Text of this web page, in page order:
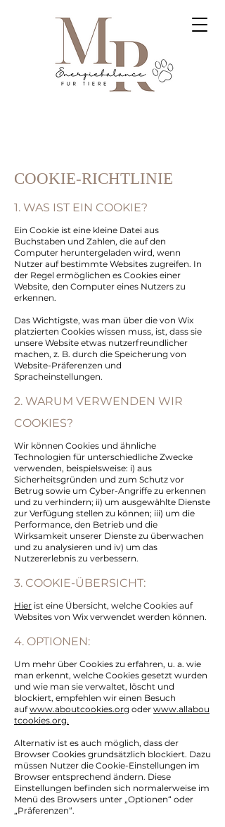
COOKIE-RICHTLINIE
1. WAS IST EIN COOKIE?
Ein Cookie ist eine kleine Datei aus
Buchstaben und Zahlen, die auf den
Computer heruntergeladen wird, wenn
Nutzer auf bestimmte Websites zugreifen. In
der Regel ermöglichen es Cookies einer
Website, den Computer eines Nutzers zu
erkennen.
Das Wichtigste, was man über die von Wix
platzierten Cookies wissen muss, ist, dass sie
unsere Website etwas nutzerfreundlicher
machen, z. B. durch die Speicherung von
Website-Präferenzen und
Spracheinstellungen.
2. WARUM VERWENDEN WIR
COOKIES?
Wir können Cookies und ähnliche
Technologien für unterschiedliche Zwecke
verwenden, beispielsweise: i) aus
Sicherheitsgründen und zum Schutz vor
Betrug sowie um Cyber-Angriffe zu erkennen
und zu verhindern; ii) um ausgewählte Dienste
zur Verfügung stellen zu können; iii) um die
Performance, den Betrieb und die
Wirksamkeit unserer Dienste zu überwachen
und zu analysieren und iv) um das
Nutzererlebnis zu verbessern.
3. COOKIE-ÜBERSICHT:
Hier ist eine Übersicht, welche Cookies auf
Websites von Wix verwendet werden können.
4. OPTIONEN:
Um mehr über Cookies zu erfahren, u. a. wie
man erkennt, welche Cookies gesetzt wurden
und wie man sie verwaltet, löscht und
blockiert, empfehlen wir einen Besuch
aufwww.aboutcookies.org oder www.allabou
tcookies.org.
Alternativ ist es auch möglich, dass der
Browser Cookies grundsätzlich blockiert. Dazu
müssen Nutzer die Cookie-Einstellungen im
Browser entsprechend ändern. Diese
Einstellungen befinden sich normalerweise im
Menü des Browsers unter „Optionen“ oder
„Präferenzen“.